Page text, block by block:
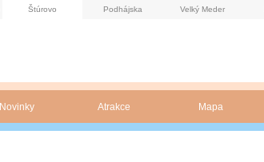
Štúrovo Podhájska Velký Meder
Novinky Atrakce Mapa